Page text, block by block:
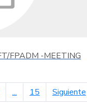
FPADM -MEETING
... 15 Siguiente